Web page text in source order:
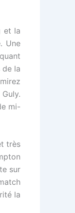
et la
Une
de la
mi-
très
sur
la